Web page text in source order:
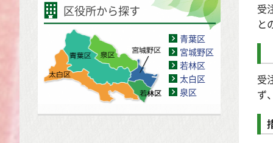
区役所から探す
青葉区
宮城野区
若林区
太白区
泉区
受
と
受
ず